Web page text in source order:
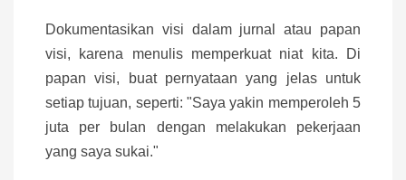
Dokumentasikan visi dalam jurnal atau papan
visi, karena menulis memperkuat niat kita. Di
papan visi, buat pernyataan yang jelas untuk
setiap tujuan, seperti: "Saya yakin memperoleh 5
juta per bulan dengan melakukan pekerjaan
yang saya sukai."